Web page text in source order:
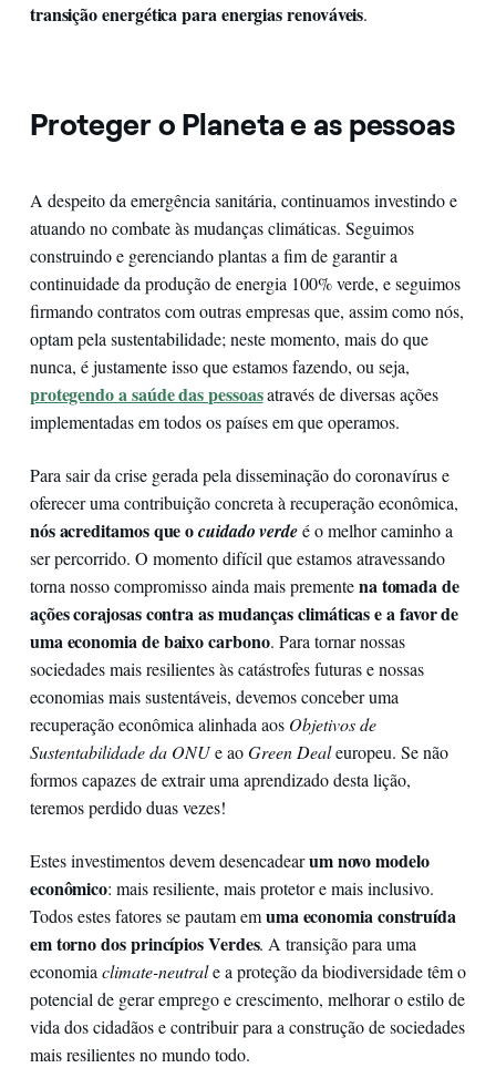
transição energética para energias renováveis.
Proteger o Planeta e as pessoas
A despeito da emergência sanitária, continuamos investindo e
atuando no combate às mudanças climáticas. Seguimos
construindo e gerenciando plantas a fim de garantir a
continuidade da produção de energia 100% verde, e seguimos
firmando contratos com outras empresas que, assim como nós,
optam pela sustentabilidade; neste momento, mais do que
nunca, é justamente isso que estamos fazendo, ou seja,
protegendo a saúde das pessoasatravés de diversas ações
implementadas em todos os países em que operamos.
Para sair da crise gerada pela disseminação do coronavírus e
oferecer uma contribuição concreta à recuperação econômica,
nós acreditamos que ocuidado verdeé o melhor caminho a
ser percorrido. O momento difícil que estamos atravessando
torna nosso compromisso ainda mais prementena tomada de
ações corajosas contra as mudanças climáticase a favor de
uma economia de baixo carbono. Para tornar nossas
sociedades mais resilientes às catástrofes futuras e nossas
economias mais sustentáveis, devemos conceber uma
recuperação econômica alinhada aos Objetivos de
Sustentabilidade da ONUe aoGreen Dealeuropeu. Se não
formos capazes de extrair uma aprendizado desta lição,
teremos perdido duas vezes!
Estes investimentos devem desencadearum novo modelo
econômico: mais resiliente, mais protetor e mais inclusivo.
Todos estes fatores se pautam emuma economia construída
em torno dos princípios Verdes. A transição para uma
economiaclimate-neutrale a proteção da biodiversidade têm o
potencial de gerar emprego e crescimento, melhorar o estilo de
vida dos cidadãos e contribuir para a construção de sociedades
mais resilientes no mundo todo.